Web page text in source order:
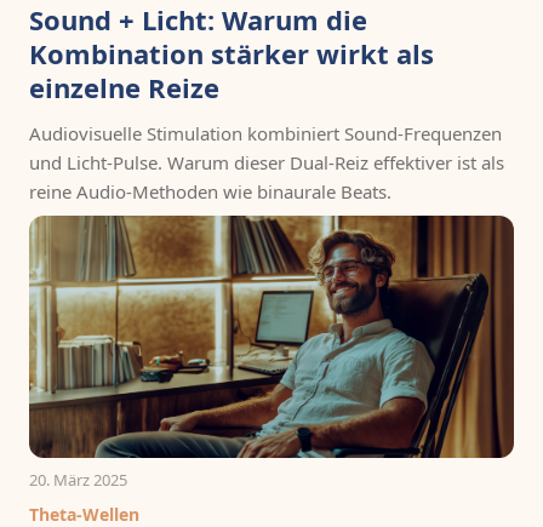
Sound + Licht: Warum die
Kombination stärker wirkt als
einzelne Reize
Audiovisuelle Stimulation kombiniert Sound-Frequenzen
und Licht-Pulse. Warum dieser Dual-Reiz effektiver ist als
reine Audio-Methoden wie binaurale Beats.
20. März 2025
Theta-Wellen